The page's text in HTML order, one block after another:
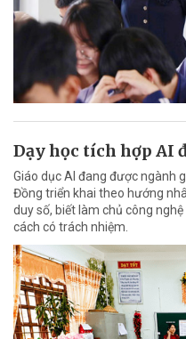
Dạy học tích hợp AI
Giáo dục AI đang được ngành
Đồng triển khai theo hướng
duy số, biết làm chủ công
cách có trách nhiệm.